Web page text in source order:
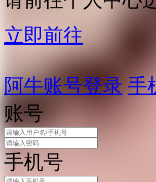
立即前往
阿牛账号登录 手
账号
手机号